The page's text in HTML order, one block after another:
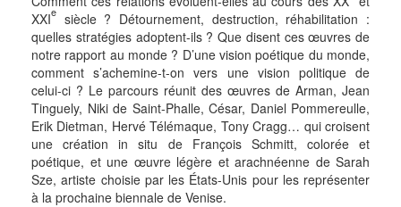
XXIe siècle ? Détournement, destruction, réhabilitation :
quelles stratégies adoptent-ils ? Que disent ces œuvres de
notre rapport au monde ? D’une vision poétique du monde,
comment s’achemine-t-on vers une vision politique de
celui-ci ? Le parcours réunit des œuvres de Arman, Jean
Tinguely, Niki de Saint-Phalle, César, Daniel Pommereulle,
Erik Dietman, Hervé Télémaque, Tony Cragg… qui croisent
une création in situ de François Schmitt, colorée et
poétique, et une œuvre légère et arachnéenne de Sarah
Sze, artiste choisie par les États-Unis pour les représenter
à la prochaine biennale de Venise.